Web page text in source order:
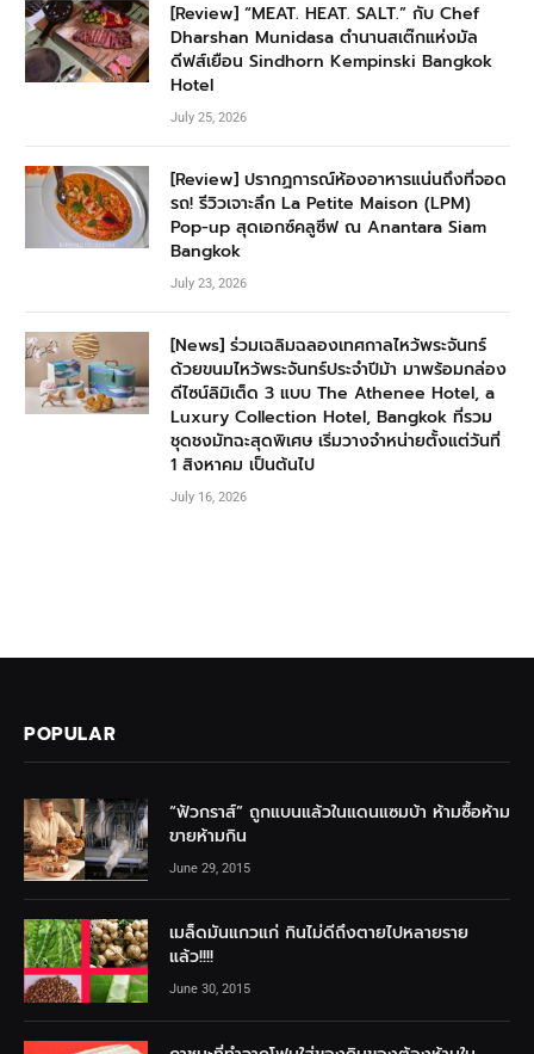
[Review] “MEAT. HEAT. SALT.” กับ Chef
Dharshan Munidasa ตำนานสเต๊กแห่งมัล
ดีฟส์เยือน Sindhorn Kempinski Bangkok
Hotel
July 25, 2026
[Review] ปรากฏการณ์ห้องอาหารแน่นถึงที่จอด
รถ! รีวิวเจาะลึก La Petite Maison (LPM)
Pop-up สุดเอกซ์คลูซีฟ ณ Anantara Siam
Bangkok
July 23, 2026
[News] ร่วมเฉลิมฉลองเทศกาลไหว้พระจันทร์
ด้วยขนมไหว้พระจันทร์ประจำปีม้า มาพร้อมกล่อง
ดีไซน์ลิมิเต็ด 3 แบบ The Athenee Hotel, a
Luxury Collection Hotel, Bangkok ที่รวม
ชุดชงมัทฉะสุดพิเศษ เริ่มวางจำหน่ายตั้งแต่วันที่
1 สิงหาคม เป็นต้นไป
July 16, 2026
POPULAR
“ฟัวกราส์” ถูกแบนแล้วในแดนแซมบ้า ห้ามซื้อห้าม
ขายห้ามกิน
June 29, 2015
เมล็ดมันแกวแก่ กินไม่ดีถึงตายไปหลายราย
แล้ว!!!!
June 30, 2015